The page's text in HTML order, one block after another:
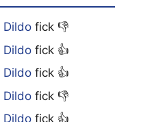
Dildo fick 👎
Dildo fick 👍
Dildo fick 👍
Dildo fick 👎
Dildo fick 👍